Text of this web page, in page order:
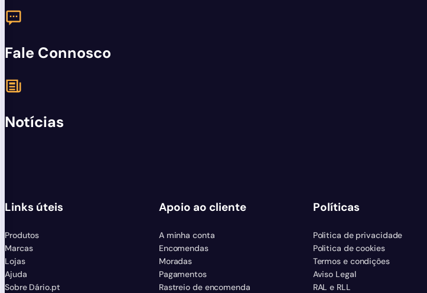
Fale Connosco
Notícias
Links úteis
Produtos
Marcas
Lojas
Ajuda
Sobre Dário.pt
Apoio ao cliente
A minha conta
Encomendas
Moradas
Pagamentos
Rastreio de encomenda
Políticas
Politica de privacidade
Politica de cookies
Termos e condiçôes
Aviso Legal
RAL e RLL